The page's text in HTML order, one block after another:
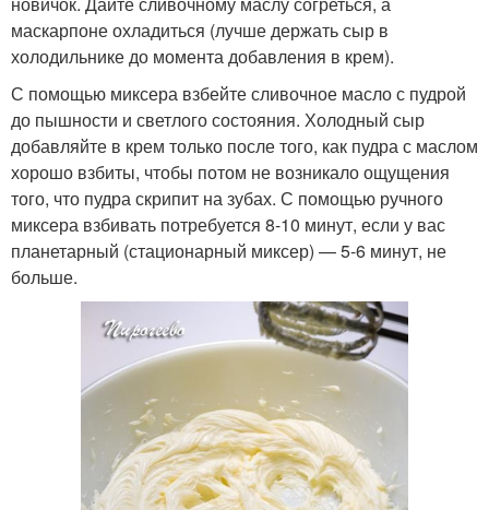
маскарпоне охладиться (лучше держать сыр в
холодильнике до момента добавления в крем).
С помощью миксера взбейте сливочное масло с пудрой
до пышности и светлого состояния. Холодный сыр
добавляйте в крем только после того, как пудра с маслом
хорошо взбиты, чтобы потом не возникало ощущения
того, что пудра скрипит на зубах. С помощью ручного
миксера взбивать потребуется 8-10 минут, если у вас
планетарный (стационарный миксер) — 5-6 минут, не
больше.